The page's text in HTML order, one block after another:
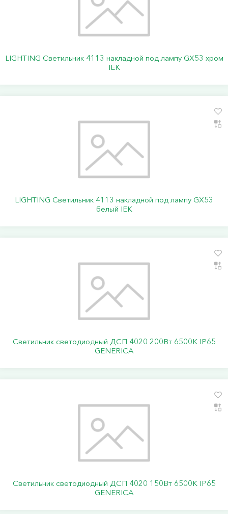
LIGHTING Светильник 4113 накладной под лампу GX53 хром
IEK
LIGHTING Светильник 4113 накладной под лампу GX53
белый IEK
Светильник светодиодный ДСП 4020 200Вт 6500К IP65
GENERICA
Светильник светодиодный ДСП 4020 150Вт 6500К IP65
GENERICA